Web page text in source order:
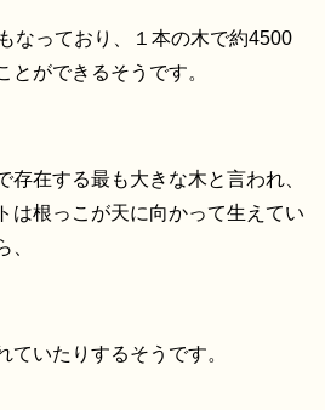
なっており、１本の木で約4500
とができるそうです。
存在する最も大きな木と言われ、
は根っこが天に向かって生えてい
、
ていたりするそうです。